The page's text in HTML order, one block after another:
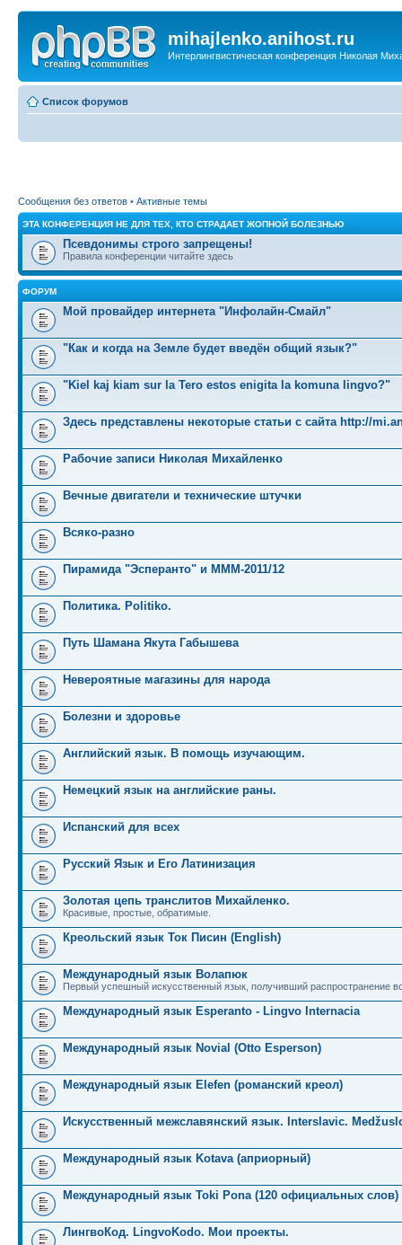
mihajlenko.anihost.ru
Интерлингвистическая конференция Николая
Список форумов
Сообщения без ответов • Активные темы
ЭТА КОНФЕРЕНЦИЯ НЕ ДЛЯ ТЕХ, КТО СТРАДАЕТ ЖОПНОЙ БОЛЕЗНЬЮ
Псевдонимы строго запрещены!
Правила конференции читайте здесь
ФОРУМ
Мой провайдер интернета "Инфолайн-Смайл"
"Как и когда на Земле будет введён общий язык?"
"Kiel kaj kiam sur la Tero estos enigita la komuna lingvo?"
Здесь представлены некоторые статьи с сайта http://
Рабочие записи Николая Михайленко
Вечные двигатели и технические штучки
Всяко-разно
Пирамида "Эсперанто" и MMM-2011/12
Политика. Politiko.
Путь Шамана Якута Габышева
Невероятные магазины для народа
Болезни и здоровье
Английский язык. В помощь изучающим.
Немецкий язык на английские раны.
Испанский для всех
Русский Язык и Его Латинизация
Золотая цепь транслитов Михайленко.
Красивые, простые, обратимые.
Креольский язык Ток Писин (English)
Международный язык Волапюк
Первый успешный искусственный язык, получивший распространение
Международный язык Esperanto - Lingvo Internacia
Международный язык Novial (Otto Esperson)
Международный язык Elefen (романский креол)
Искусственный межславянский язык. Interslavic.
Международный язык Kotava (априорный)
Международный язык Toki Pona (120 официальных слов)
ЛингвоКод. LingvoKodo. Мои проекты.